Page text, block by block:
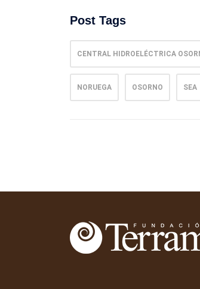
Post Tags
CENTRAL HIDROELÉCTRICA
NORUEGA OSORNO SEA